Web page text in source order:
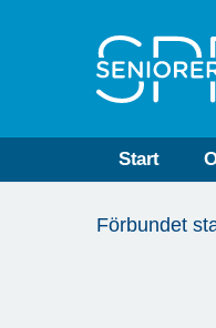
Start
är
Förbundet